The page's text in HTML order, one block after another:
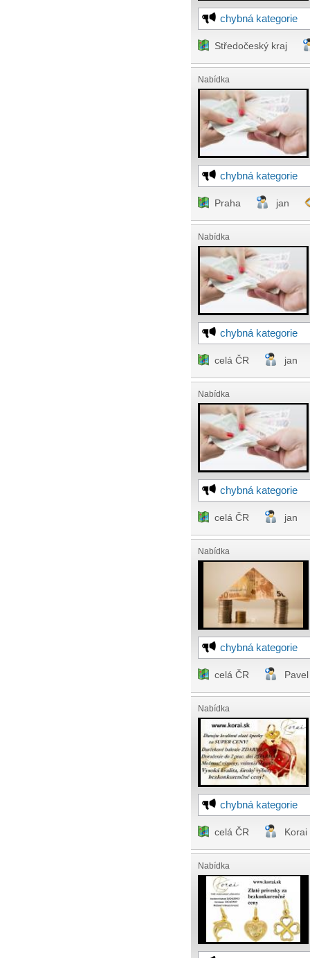
chybná kategorie
Středočeský kraj
Nabídka
chybná kategorie
Praha jan
Nabídka
chybná kategorie
celá ČR jan
Nabídka
chybná kategorie
celá ČR jan
Nabídka
chybná kategorie
celá ČR
Nabídka
chybná kategorie
celá ČR Korai
Nabídka